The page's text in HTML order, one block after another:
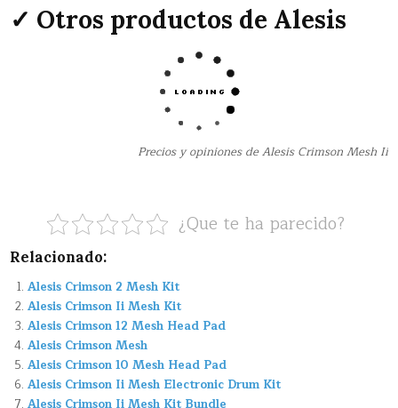
✓ Otros productos de Alesis
Precios y opiniones de Alesis Crimson Mesh Ii
¿Que te ha parecido?
Relacionado:
Alesis Crimson 2 Mesh Kit
Alesis Crimson Ii Mesh Kit
Alesis Crimson 12 Mesh Head Pad
Alesis Crimson Mesh
Alesis Crimson 10 Mesh Head Pad
Alesis Crimson Ii Mesh Electronic Drum Kit